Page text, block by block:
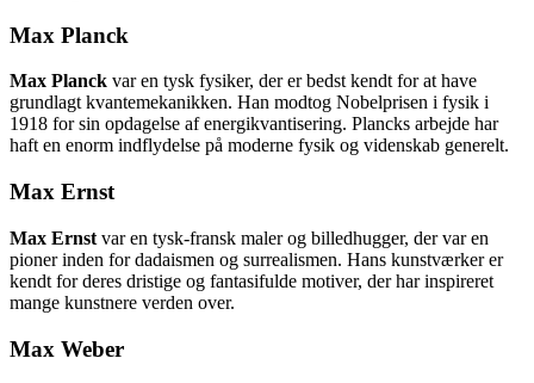
Max Planck
Max Planck var en tysk fysiker, der er bedst kendt for at have
grundlagt kvantemekanikken. Han modtog Nobelprisen i fysik i
1918 for sin opdagelse af energikvantisering. Plancks arbejde har
haft en enorm indflydelse på moderne fysik og videnskab generelt.
Max Ernst
Max Ernst var en tysk-fransk maler og billedhugger, der var en
pioner inden for dadaismen og surrealismen. Hans kunstværker er
kendt for deres dristige og fantasifulde motiver, der har inspireret
mange kunstnere verden over.
Max Weber